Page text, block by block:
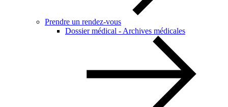
Prendre un rendez-vous
Dossier médical - Archives médicales